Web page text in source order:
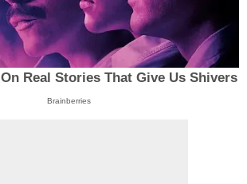
Real Stories That Give Us Shivers
Brainberries